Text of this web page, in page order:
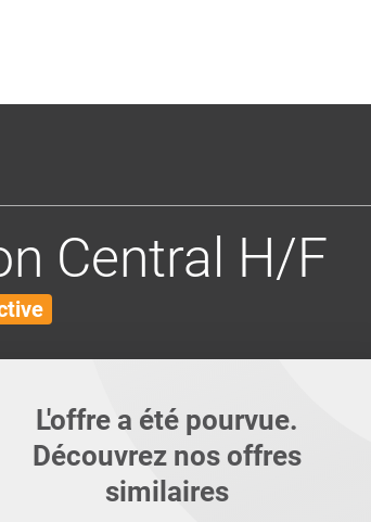
Central H/F
L'offre a été pourvue.
Découvrez nos offres
similaires